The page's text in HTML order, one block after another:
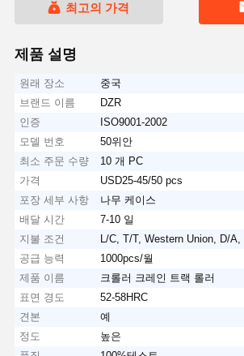
최고의 가격
제품 설명
원래 장소
중국
브랜드 이름
DZR
인증
ISO9001-2002
모델 번호
50위안
최소 주문 수량
10 개 PC
가격
USD25-45/50 pcs
포장 세부 사항
나무 케이스
배달 시간
7-10 일
지불 조건
L/C, T/T, Western Union, D/
공급 능력
1000pcs/월
제품 이름
크롤러 크레인 트랙 롤러
표면 경도
52-58HRC
견본
예
정도
높은